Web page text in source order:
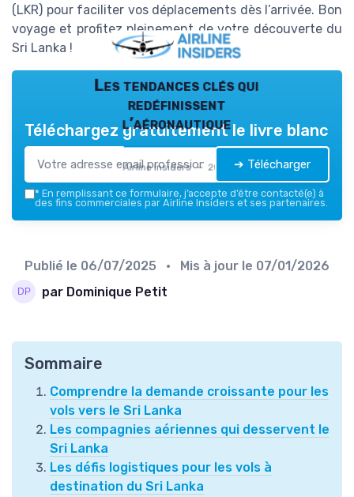
( LKR) pour faciliter vos déplacements dès l’arrivée. Bon
voyage et profitez pleinement de votre découverte du
Sri Lanka !
Les tendances clés qui
redéfinissent
l’aéronautique
Airline Insiders — 2026
Téléchargez gratuitement le livre blanc
➔ Télécharger
* En remplissant ce formulaire, j’accepte d’être contacté(e) à
des fins commerciales par Airline Insiders et ses partenaires.
Publié le 06/07/2025 • Mis à jour le 07/01/2026
par Dominique Petit
Sommaire
Comprendre la demande croissante pour les
vols vers le Sri Lanka
Les compagnies aériennes qui desservent le
Sri Lanka
Les défis logistiques pour les vols à
destination du Sri Lanka